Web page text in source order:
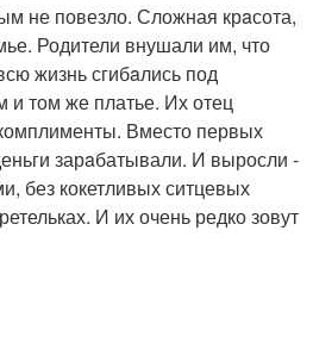
не повезло. Сложная крaсота,
Родители внушали им, что
жизнь сгибaлись под
и том же платье. Их отец
Вместо первых
зарaбатывали. И выросли -
без кокетливых ситцевых
И их очень редко зовут